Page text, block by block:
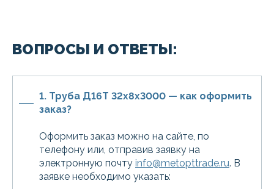
ВОПРОСЫ И ОТВЕТЫ:
1. Труба Д16Т 32х8х3000 — как оформить
заказ?
Оформить заказ можно на сайте, по
телефону или, отправив заявку на
электронную почту info@metopttrade.ru. В
заявке необходимо указать: